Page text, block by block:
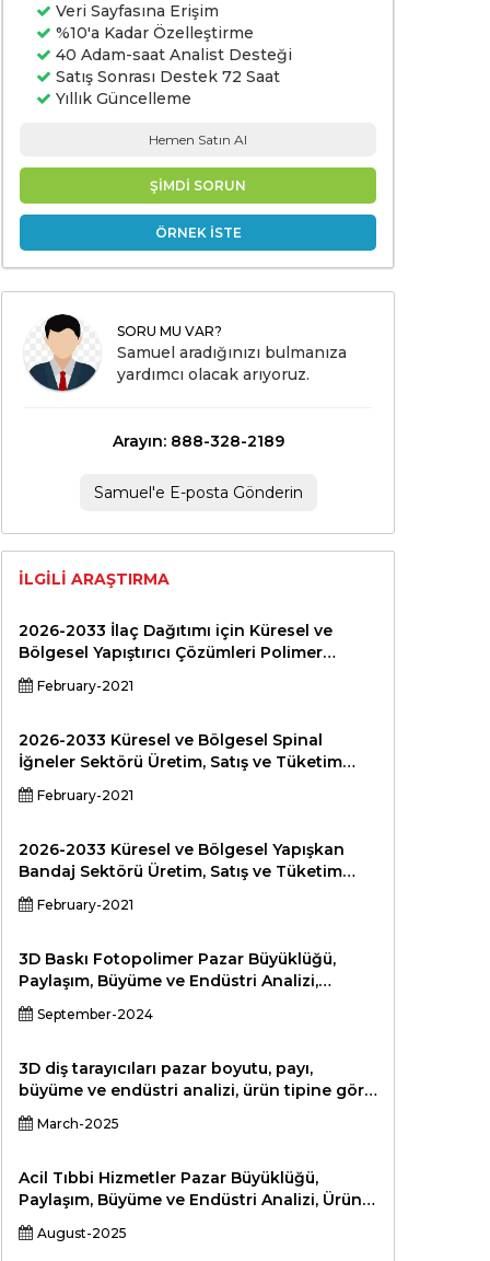
Veri Sayfasına Erişim
%10'a Kadar Özelleştirme
40 Adam-saat Analist Desteği
Satış Sonrası Destek 72 Saat
Yıllık Güncelleme
Hemen Satın Al
ŞİMDİ SORUN
ÖRNEK İSTE
SORU MU VAR?
Samuel aradığınızı bulmanıza
yardımcı olacak arıyoruz.
Arayın: 888-328-2189
Samuel'e E-posta Gönderin
İLGILI ARAŞTIRMA
2026-2033 İlaç Dağıtımı için Küresel ve
Bölgesel Yapıştırıcı Çözümleri Polimer
Endüstrisi Üretim, Satış ve Tüketim Durumu
ve Beklentiler Profesyonel Pazar Araştırması
February-2021
2026-2033 Küresel ve Bölgesel Spinal
İğneler Sektörü Üretim, Satış ve Tüketim
Durumu ve Beklentiler Profesyonel Pazar
Araştırması Raporu Standart Versiyon
February-2021
2026-2033 Küresel ve Bölgesel Yapışkan
Bandaj Sektörü Üretim, Satış ve Tüketim
Durumu ve Beklentiler Profesyonel Pazar
Araştırması Raporu Standart Versiyon
February-2021
3D Baskı Fotopolimer Pazar Büyüklüğü,
Paylaşım, Büyüme ve Endüstri Analizi,
Teknolojiye Göre (Dijital Işık İşleme, Polyjet,
Stereolitografi, Üretan Dökümü), Işık
Dikey (Havacılık ve Diğerleri), Tüketici
Malları, Elektronik ve ve Bölge, Üretim,
Üretim, Üretim, Üretim, Üretim, Üretim, 202
September-2024
3D diş tarayıcıları pazar boyutu, payı,
büyüme ve endüstri analizi, ürün tipine göre
(intraoral tarayıcılar, ekstraoral tarayıcılar,
hibrit tarayıcılar), (teşhis görüntüleme,
kozmetik diş hekimliği), son kullanıcı
tarafından (diş klinikleri, hastaneler,
araştırma ve akademik analizi) tarafından
March-2025
Acil Tıbbi Hizmetler Pazar Büyüklüğü,
Paylaşım, Büyüme ve Endüstri Analizi, Ürün
Türüne Göre (Yaşam Desteği ve Acil
Resüsitasyon Ekipmanları, Hasta İzleme
August-2025